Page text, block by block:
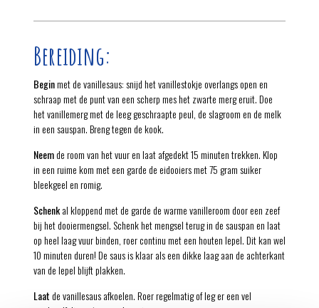
Bereiding:
Beginmet de vanillesaus: snijd het vanillestokje overlangs open en
schraap met de punt van een scherp mes het zwarte merg eruit. Doe
het vanillemerg met de leeg geschraapte peul, de slagroom en de melk
in een sauspan. Breng tegen de kook.
Neemde room van het vuur en laat afgedekt 15 minuten trekken. Klop
in een ruime kom met een garde de eidooiers met 75 gram suiker
bleekgeel en romig.
Schenkal kloppend met de garde de warme vanilleroom door een zeef
bij het dooiermengsel. Schenk het mengsel terug in de sauspan en laat
op heel laag vuur binden, roer continu met een houten lepel. Dit kan wel
10 minuten duren! De saus is klaar als een dikke laag aan de achterkant
van de lepel blijft plakken.
Laatde vanillesaus afkoelen. Roer regelmatig of leg er een vel